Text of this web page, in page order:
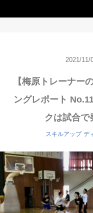
2021/11/
【梅原トレーナー
ングレポート
クは試合で
スキルアップ デ